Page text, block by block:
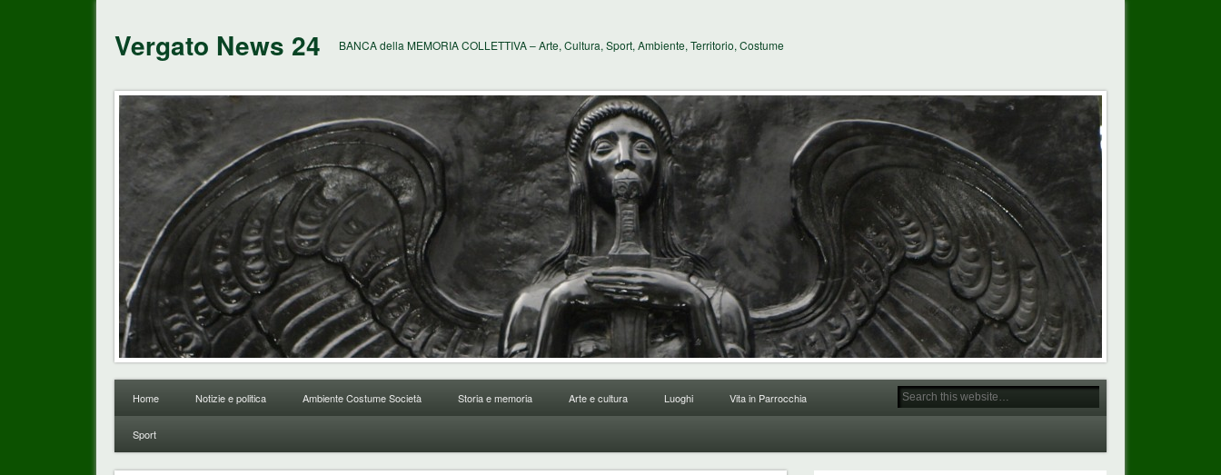
Vergato News 24 BANCA della MEMORIA COLLETTIVA – Arte, Cultura, Sport, Ambiente, Territorio, Costume
Home Notizie e politica Ambiente Costume Società Storia e memoria Arte e cultura Luoghi Vita in Parrocchia
Sport